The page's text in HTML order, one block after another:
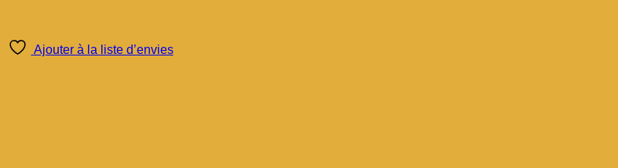
Ajouter à la liste d’envies